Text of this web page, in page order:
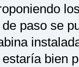
paso se
bien